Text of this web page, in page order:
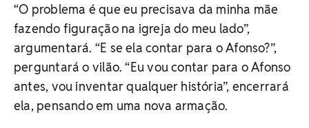
“O problema é que eu precisava da minha mãe
fazendo figuração na igreja do meu lado”,
argumentará. “E se ela contar para o Afonso?”,
perguntará o vilão. “Eu vou contar para o Afonso
antes, vou inventar qualquer história”, encerrará
ela, pensando em uma nova armação.